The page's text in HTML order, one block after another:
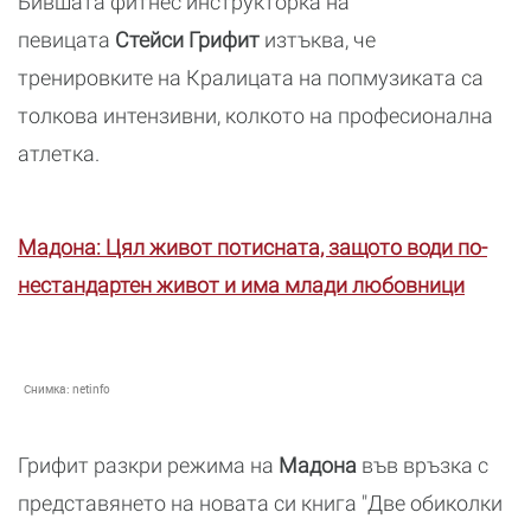
певицата Стейси Грифит изтъква, че
тренировките на Кралицата на попмузиката са
толкова интензивни, колкото на професионална
атлетка.
Мадона: Цял живот потисната, защото води по-
нестандартен живот и има млади любовници
Снимка: netinfo
Грифит разкри режима на Мадона във връзка с
представянето на новата си книга "Две обиколки